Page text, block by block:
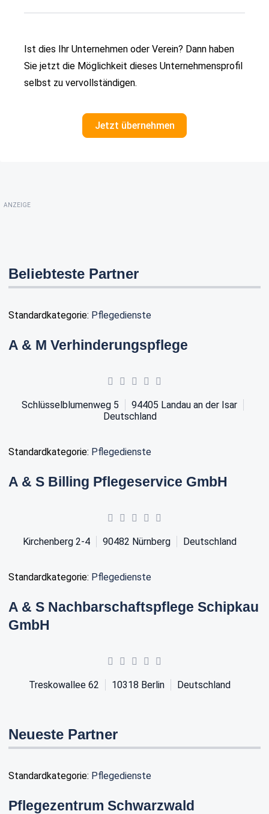
Ist dies Ihr Unternehmen oder Verein? Dann haben
Sie jetzt die Möglichkeit dieses Unternehmensprofil
selbst zu vervollständigen.
Jetzt übernehmen
ANZEIGE
Beliebteste Partner
Standardkategorie: Pflegedienste
A & M Verhinderungspflege
Schlüsselblumenweg 5 94405 Landau an der Isar
Deutschland
Standardkategorie: Pflegedienste
A & S Billing Pflegeservice GmbH
Kirchenberg 2-4 90482 Nürnberg Deutschland
Standardkategorie: Pflegedienste
A & S Nachbarschaftspflege Schipkau
GmbH
Treskowallee 62 10318 Berlin Deutschland
Neueste Partner
Standardkategorie: Pflegedienste
Pflegezentrum Schwarzwald